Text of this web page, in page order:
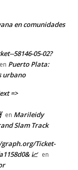
en comunidades
58146-05-02?
en Puerto Plata:
urbano
=>
en Marileidy
Slam Track
graph.org/Ticket-
📈 en